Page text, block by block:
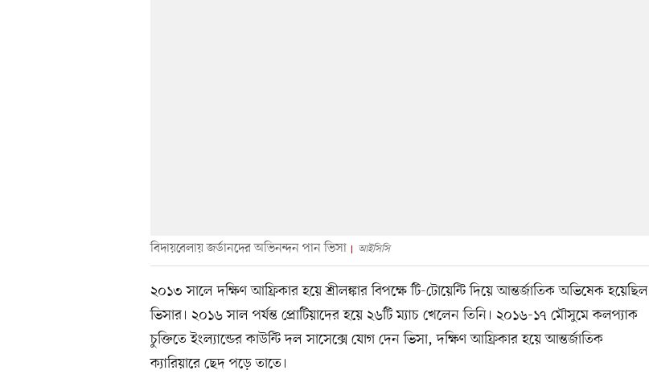
বিদায়বেলায় জর্ডানদের অভিনন্দন পান ভিসা আইসিসি
২০১৩ সালে দক্ষিণ আফ্রিকার হয়ে শ্রীলঙ্কার বিপক্ষে টি-টোয়েন্টি দিয়ে আন্তর্জাতিক অভিষেক হয়েছিল
ভিসার। ২০১৬ সাল পর্যন্ত প্রোটিয়াদের হয়ে ২৬টি ম্যাচ খেলেন তিনি। ২০১৬-১৭ মৌসুমে কলপ্যাক
চুক্তিতে ইংল্যান্ডের কাউন্টি দল সাসেক্সে যোগ দেন ভিসা, দক্ষিণ আফ্রিকার হয়ে আন্তর্জাতিক
ক্যারিয়ারে ছেদ পড়ে তাতে।